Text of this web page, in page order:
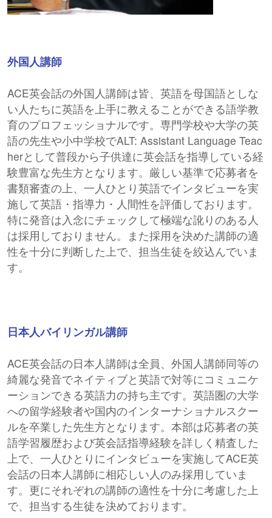
外国人講師
ACE英会話の外国人講師は皆、英語を母国語としな
い人たちに英語を上手に教えることができる語学教
育のプロフェッショナルです。専門学校や大学の英
語の先生や小中学校でALT: Assistant Language Teac
herとして普段から子供達に英会話を指導している経
験豊富な先生方となります。厳しい基準で応募者を
書類審査の上、一人ひとり英語でインタビューを実
施して英語・指導力・人間性を評価しております。
特に発音は入念にチェックして極端な訛りのある人
は採用しておりません。また採用を決めた講師の適
性を十分に判断した上で、担当生徒を絞込んでいま
す。
日本人バイリンガル講師
ACE英会話の日本人講師は全員、外国人講師同等の
綺麗な発音でネイティブと英語で対等にコミュニケ
ーションできる英語力の持ち主です。英語圏の大学
への留学経験者や国内のインターナショナルスクー
ルを卒業した先生方となります。本部は応募者の英
語学習履歴および英会話指導経験を詳しく精査した
上で、一人ひとりにインタビューを実施してACE英
会話の日本人講師に相応しい人のみ採用していま
す。更にそれぞれの講師の適性を十分に考慮した上
で、担当する生徒を決めております。